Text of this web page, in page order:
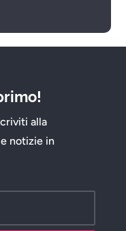
alla
notizie in